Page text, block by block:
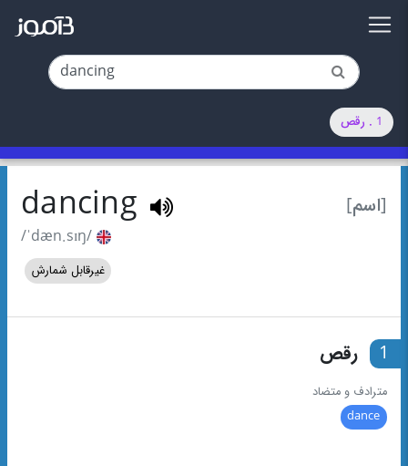
1 . رقص
[اسم] dancing
/ˈdæn.sɪŋ/
غیرقابل شمارش
1 رقص
مترادف و متضاد
dance